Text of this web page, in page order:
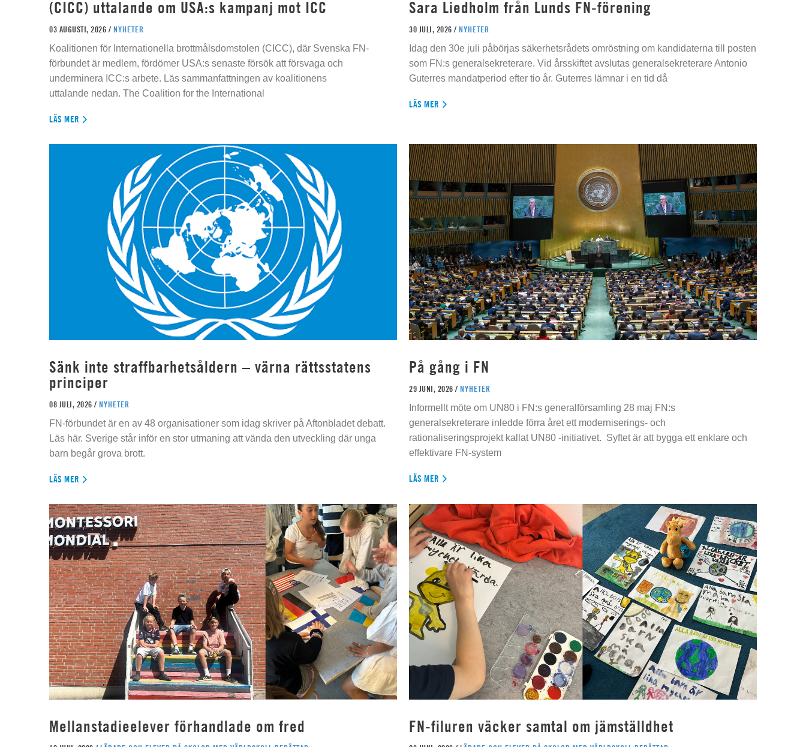
(CICC) uttalande om USA:s kampanj mot ICC
03 AUGUSTI, 2026 / NYHETER
Koalitionen för Internationella brottmålsdomstolen (CICC), där Svenska FN-
förbundet är medlem, fördömer USA:s senaste försök att försvaga och
underminera ICC:s arbete. Läs sammanfattningen av koalitionens
uttalande nedan. The Coalition for the International
LÄS MER
Sara Liedholm från Lunds FN-förening
30 JULI, 2026 / NYHETER
Idag den 30e juli påbörjas säkerhetsrådets omröstning om kandidaterna till posten
som FN:s generalsekreterare. Vid årsskiftet avslutas generalsekreterare Antonio
Guterres mandatperiod efter tio år. Guterres lämnar i en tid då
LÄS MER
Sänk inte straffbarhetsåldern – värna rättsstatens
principer
08 JULI, 2026 / NYHETER
FN-förbundet är en av 48 organisationer som idag skriver på Aftonbladet debatt.
Läs här. Sverige står inför en stor utmaning att vända den utveckling där unga
barn begår grova brott.
LÄS MER
På gång i FN
29 JUNI, 2026 / NYHETER
Informellt möte om UN80 i FN:s generalförsamling 28 maj FN:s
generalsekreterare inledde förra året ett moderniserings- och
rationaliseringsprojekt kallat UN80 -initiativet. Syftet är att bygga ett enklare och
effektivare FN-system
LÄS MER
Mellanstadieelever förhandlade om fred FN-filuren väcker samtal om jämställdhet